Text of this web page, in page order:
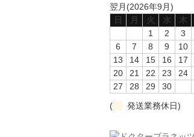
翌月(2026年9月)
日
月 火 水 木
1
2 3
6
7 8 9 10
13
14 15 16 17
20
21 22 23 24
27
28 29
30
(
発送業務休日)